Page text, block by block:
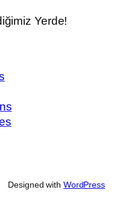
Yerde!
Designed with WordPress